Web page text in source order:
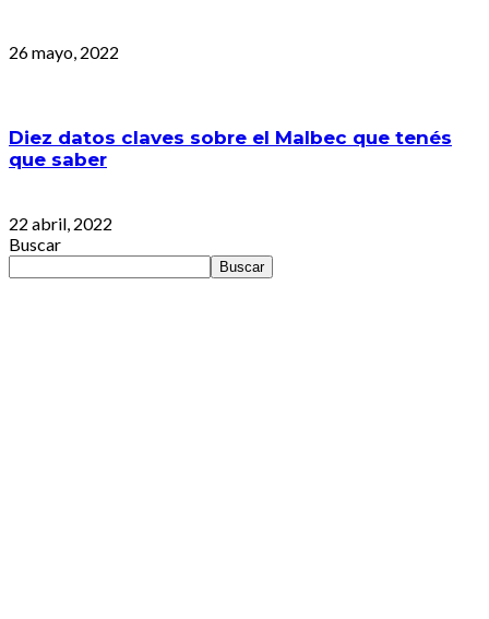
26 mayo, 2022
Diez datos claves sobre el Malbec que tenés
que saber
22 abril, 2022
Buscar
Buscar